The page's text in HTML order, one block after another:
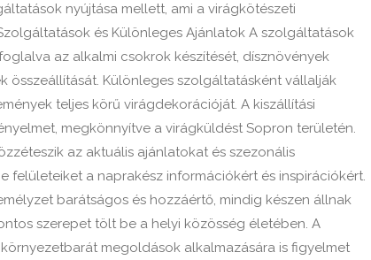
nyújtása mellett, ami a virágkötészeti
és Különleges Ajánlatok A szolgáltatások
az alkalmi csokrok készítését, dísznövények
összeállítását. Különleges szolgáltatásként vállalják
teljes körű virágdekorációját. A kiszállítási
megkönnyítve a virágküldést Sopron területén.
az aktuális ajánlatokat és szezonális
felületeiket a naprakész információkért és inspirációkért.
barátságos és hozzáértő, mindig készen állnak
szerepet tölt be a helyi közösség életében. A
megoldások alkalmazására is figyelmet